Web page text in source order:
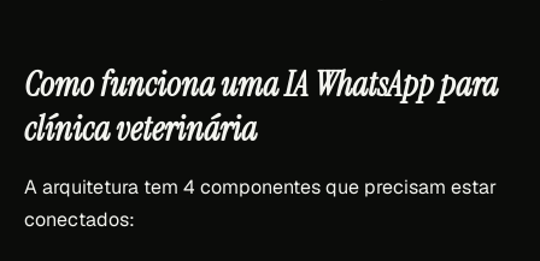
Como funciona uma IA WhatsApp para
clínica veterinária
A arquitetura tem 4 componentes que precisam estar
conectados: